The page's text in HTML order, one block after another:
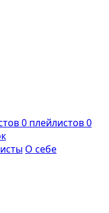
0 плейлистов0
О себе